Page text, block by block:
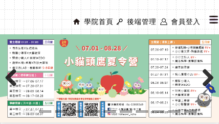
學院首頁 後端管理 會員登入
Previous Next